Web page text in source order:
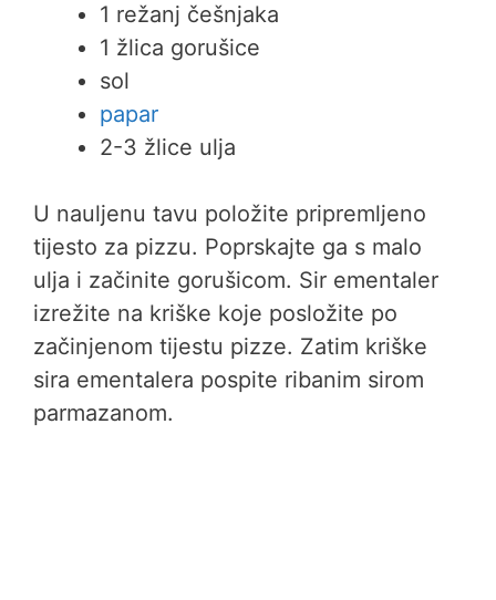
1 režanj češnjaka
1 žlica gorušice
sol
papar
2-3 žlice ulja
U nauljenu tavu položite pripremljeno
tijesto za pizzu. Poprskajte ga s malo
ulja i začinite gorušicom. Sir ementaler
izrežite na kriške koje posložite po
začinjenom tijestu pizze. Zatim kriške
sira ementalera pospite ribanim sirom
parmazanom.